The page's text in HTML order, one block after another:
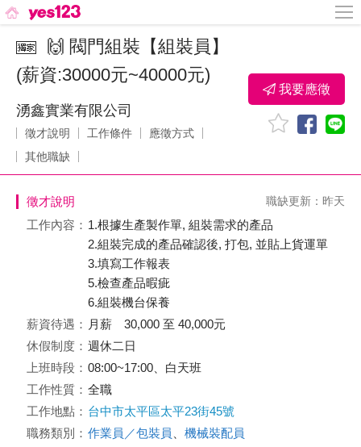
🙌 閥門組裝【組裝員】
(薪資:30000元~40000元)
湧鑫實業有限公司
徵才說明 工作條件
應徵方式
其他職缺
我要應徵
徵才說明 職缺更新：昨天
工作內容： 1.根據生產製作單, 組裝需求的產品
2.組裝完成的產品確認後, 打包, 並貼上貨運單
3.填寫工作報表
5.檢查產品暇疵
6.組裝機台保養
薪資待遇： 月薪 30,000 至 40,000元
休假制度： 週休二日
上班時段： 08:00~17:00、白天班
工作性質： 全職
工作地點： 台中市太平區太平23街45號
職務類別： 作業員／包裝員
機械裝配員